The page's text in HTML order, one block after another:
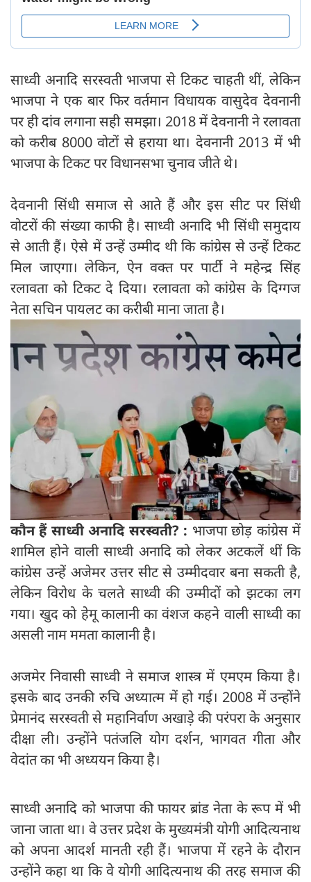
साध्वी अनादि सरस्वती भाजपा से टिकट चाहती थीं, लेकिन
भाजपा ने एक बार फिर वर्तमान विधायक वासुदेव देवनानी
पर ही दांव लगाना सही समझा। 2018 में देवनानी ने रलावता
को करीब 8000 वोटों से हराया था। देवनानी 2013 में भी
भाजपा के टिकट पर विधानसभा चुनाव जीते थे।
देवनानी सिंधी समाज से आते हैं और इस सीट पर सिंधी
वोटरों की संख्या काफी है। साध्वी अनादि भी सिंधी समुदाय
से आती हैं। ऐसे में उन्हें उम्मीद थी कि कांग्रेस से उन्हें टिकट
मिल जाएगा। लेकिन, ऐन वक्त पर पार्टी ने महेन्द्र सिंह
रलावता को टिकट दे दिया। रलावता को कांग्रेस के दिग्गज
नेता सचिन पायलट का करीबी माना जाता है।
कौन हैं साध्वी अनादि सरस्वती? : भाजपा छोड़ कांग्रेस में
शामिल होने वाली साध्वी अनादि को लेकर अटकलें थीं कि
कांग्रेस उन्हें अजेमर उत्तर सीट से उम्मीदवार बना सकती है,
लेकिन विरोध के चलते साध्वी की उम्मीदों को झटका लग
गया। खुद को हेमू कालानी का वंशज कहने वाली साध्वी का
असली नाम ममता कालानी है।
अजमेर निवासी साध्वी ने समाज शास्त्र में एमएम किया है।
इसके बाद उनकी रुचि अध्यात्म में हो गई। 2008 में उन्होंने
प्रेमानंद सरस्वती से महानिर्वाण अखाड़े की परंपरा के अनुसार
दीक्षा ली। उन्होंने पतंजलि योग दर्शन, भागवत गीता और
वेदांत का भी अध्ययन किया है।
साध्वी अनादि को भाजपा की फायर ब्रांड नेता के रूप में भी
जाना जाता था। वे उत्तर प्रदेश के मुख्यमंत्री योगी आदित्यनाथ
को अपना आदर्श मानती रही हैं। भाजपा में रहने के दौरान
उन्होंने कहा था कि वे योगी आदित्यनाथ की तरह समाज की